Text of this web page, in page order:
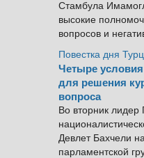
Стамбула
высокие
вопросов и
Повестка дня
Четыре
для решения
вопроса
Во вторник лидер
Девлет Бахчели
парламентской